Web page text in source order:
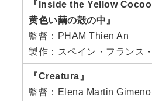
『Inside the Yellow
黄色い繭の殻の中』
監督：PHAM Thien An
製作：スペイン・フランス
『Creatura』
監督：Elena Martin Gimeno